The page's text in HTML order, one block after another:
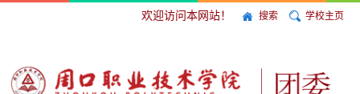
欢迎访问本网站！ 搜索 学校主页